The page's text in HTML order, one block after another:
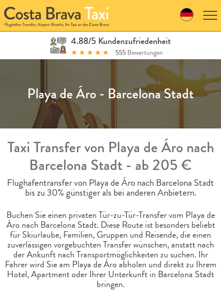
Skip
to
navigation
Skip
4.88/5 Kundenzufriedenheit
★ ★ ★ ★ ★ 555 Bewertungen
Playa de Áro - Barcelona Stadt
Taxi Transfer von Playa de Áro nach
Barcelona Stadt - ab 205 €
Flughafentransfer von Playa de Áro nach Barcelona Stadt
bis zu 30% günstiger als bei anderen Anbietern.
Buchen Sie einen privaten Tür-zu-Tür-Transfer vom Playa de
Áro nach Barcelona Stadt. Diese Route ist besonders beliebt
für Skiurlaube, Familien, Gruppen und Reisende, die einen
zuverlässigen vorgebuchten Transfer wünschen, anstatt nach
der Ankunft nach Transportmöglichkeiten zu suchen. Ihr
Fahrer wird Sie am Playa de Áro abholen und direkt zu Ihrem
Hotel, Apartment oder Ihrer Unterkunft in Barcelona Stadt
bringen.